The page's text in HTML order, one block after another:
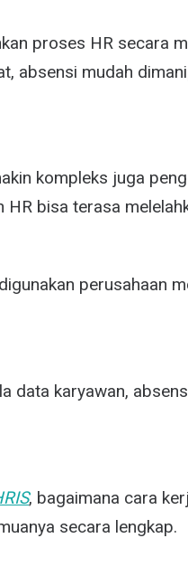
proses HR secara
absensi mudah
kompleks juga
bisa terasa
perusahaan
data karyawan,
, bagaimana cara
secara lengkap.